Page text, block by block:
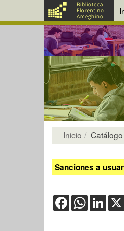
Inicio Catálogo
Sanciones a
FacebookWhatsApp